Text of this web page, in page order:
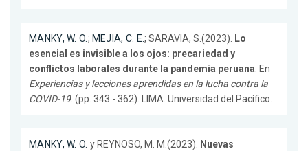
MANKY, W. O.; MEJIA, C. E.; SARAVIA, S.(2023). Lo
esencial es invisible a los ojos: precariedad y
conflictos laborales durante la pandemia peruana. En
Experiencias y lecciones aprendidas en la lucha contra la
COVID-19. (pp. 343 - 362). LIMA. Universidad del Pacífico.
MANKY, W. O. y REYNOSO, M. M.(2023). Nuevas